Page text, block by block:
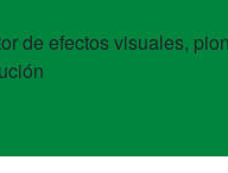
de efectos visuales,